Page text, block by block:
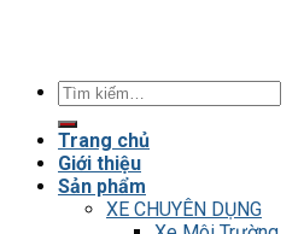
Tìm
Trang chủ
Giới thiệu
Sản phẩm
XE CHUYÊN DỤNG